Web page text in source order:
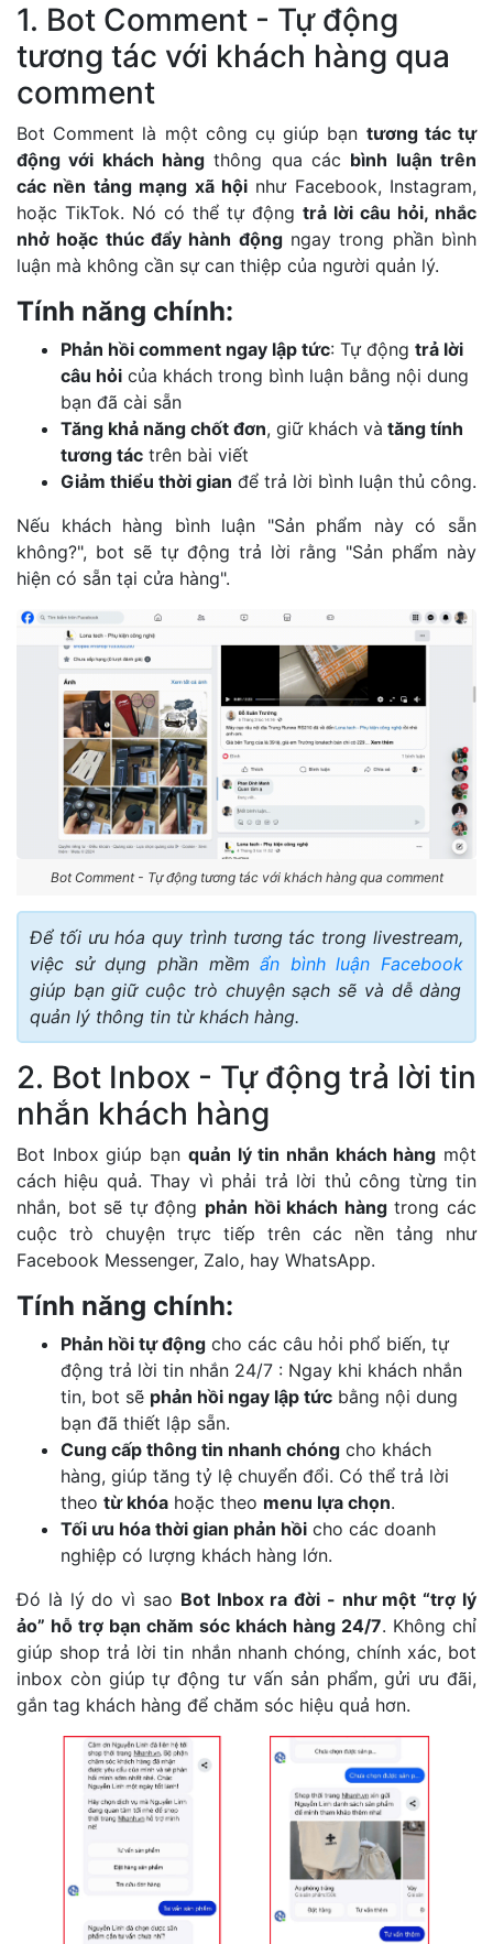
1. Bot Comment - Tự động
tương tác với khách hàng qua
comment
Bot Comment là một công cụ giúp bạn tương tác tự
động với khách hàng thông qua các bình luận trên
các nền tảng mạng xã hộinhư Facebook, Instagram,
hoặc TikTok. Nó có thể tự động trả lời câu hỏi, nhắc
nhở hoặc thúc đẩy hành độngngay trong phần bình
luận mà không cần sự can thiệp của người quản lý.
Tính năng chính:
Phản hồi comment ngay lập tức: Tự động trả lời
câu hỏi của khách trong bình luận bằng nội dung
bạn đã cài sẵn
Tăng khả năng chốt đơn, giữ khách và tăng tính
tương tác trên bài viết
Giảm thiểu thời gian để trả lời bình luận thủ công.
Nếu khách hàng bình luận "Sản phẩm này có sẵn
không?", bot sẽ tự động trả lời rằng "Sản phẩm này
hiện có sẵn tại cửa hàng".
Bot Comment - Tự động tương tác với khách hàng qua comment
Để tối ưu hóa quy trình tương tác trong livestream,
việc sử dụng phần mềmẩn bình luận Facebook
giúp bạn giữ cuộc trò chuyện sạch sẽ và dễ dàng
quản lý thông tin từ khách hàng.
2. Bot Inbox - Tự động trả lời tin
nhắn khách hàng
Bot Inbox giúp bạn quản lý tin nhắn khách hàng một
cách hiệu quả. Thay vì phải trả lời thủ công từng tin
nhắn, bot sẽ tự động phản hồi khách hàngtrong các
cuộc trò chuyện trực tiếp trên các nền tảng như
Facebook Messenger, Zalo, hay WhatsApp.
Tính năng chính:
Phản hồi tự động cho các câu hỏi phổ biến, tự
động trả lời tin nhắn 24/7 : Ngay khi khách nhắn
tin, bot sẽ phản hồi ngay lập tức bằng nội dung
bạn đã thiết lập sẵn.
Cung cấp thông tin nhanh chóng cho khách
hàng, giúp tăng tỷ lệ chuyển đổi. Có thể trả lời
theo từ khóa hoặc theo menu lựa chọn.
Tối ưu hóa thời gian phản hồi cho các doanh
nghiệp có lượng khách hàng lớn.
Đó là lý do vì sao Bot Inbox ra đời - như một “trợ lý
ảo” hỗ trợ bạn chăm sóc khách hàng 24/7. Không chỉ
giúp shop trả lời tin nhắn nhanh chóng, chính xác, bot
inbox còn giúp tự động tư vấn sản phẩm, gửi ưu đãi,
gắn tag khách hàng để chăm sóc hiệu quả hơn.